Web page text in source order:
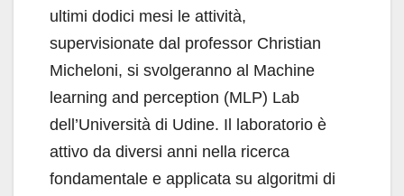
ultimi dodici mesi le attività,
supervisionate dal professor Christian
Micheloni, si svolgeranno al Machine
learning and perception (MLP) Lab
dell’Università di Udine. Il laboratorio è
attivo da diversi anni nella ricerca
fondamentale e applicata su algoritmi di